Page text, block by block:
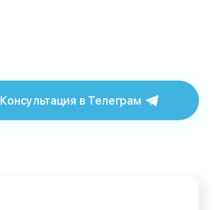
Консультация в Телеграм